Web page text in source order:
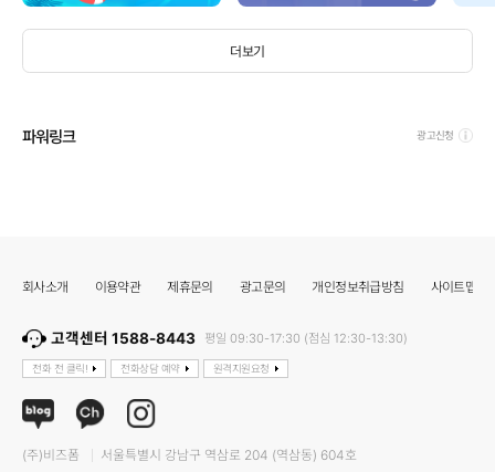
더보기
파워링크 광고신청
회사소개 이용약관 제휴문의 광고문의 개인정보취급방침 사이트맵
고객센터 1588-8443 평일 09:30-17:30 (점심 12:30-13:30)
전화 전 클릭! 전화상담 예약 원격지원요청
(주)비즈폼 서울특별시 강남구 역삼로 204 (역삼동) 604호